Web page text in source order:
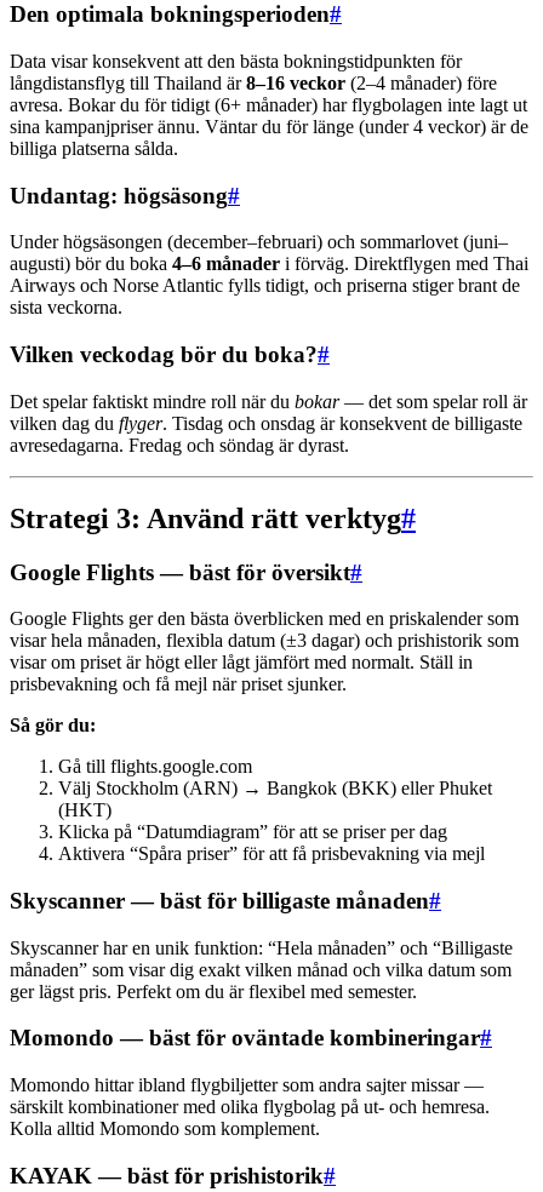
Den optimala bokningsperioden#
Data visar konsekvent att den bästa bokningstidpunkten för
långdistansflyg till Thailand är8–16 veckor (2–4 månader) före
avresa. Bokar du för tidigt (6+ månader) har flygbolagen inte lagt ut
sina kampanjpriser ännu. Väntar du för länge (under 4 veckor) är de
billiga platserna sålda.
Undantag: högsäsong#
Under högsäsongen (december–februari) och sommarlovet (juni–
augusti) bör du boka 4–6 månader i förväg. Direktflygen med Thai
Airways och Norse Atlantic fylls tidigt, och priserna stiger brant de
sista veckorna.
Vilken veckodag bör du boka?#
Det spelar faktiskt mindre roll när du bokar— det som spelar roll är
vilken dag du flyger. Tisdag och onsdag är konsekvent de billigaste
avresedagarna. Fredag och söndag är dyrast.
Strategi 3: Använd rätt verktyg#
Google Flights — bäst för översikt#
Google Flights ger den bästa överblicken med en priskalender som
visar hela månaden, flexibla datum (±3 dagar) och prishistorik som
visar om priset är högt eller lågt jämfört med normalt. Ställ in
prisbevakning och få mejl när priset sjunker.
Så gör du:
Gå till flights.google.com
Välj Stockholm (ARN) → Bangkok (BKK) eller Phuket
(HKT)
Klicka på “Datumdiagram” för att se priser per dag
Aktivera “Spåra priser” för att få prisbevakning via mejl
Skyscanner — bäst för billigaste månaden#
Skyscanner har en unik funktion: “Hela månaden” och “Billigaste
månaden” som visar dig exakt vilken månad och vilka datum som
ger lägst pris. Perfekt om du är flexibel med semester.
Momondo — bäst för oväntade kombineringar#
Momondo hittar ibland flygbiljetter som andra sajter missar —
särskilt kombinationer med olika flygbolag på ut- och hemresa.
Kolla alltid Momondo som komplement.
KAYAK — bäst för prishistorik#